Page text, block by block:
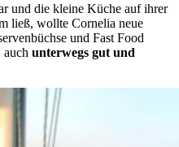
und die kleine Küche auf ihrer
ließ, wollte Cornelia neue
und Fast Food
auch unterwegs gut und